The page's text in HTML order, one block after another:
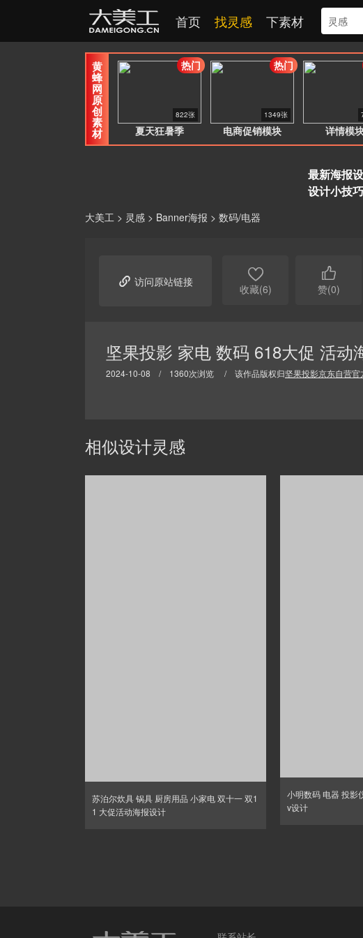
首页 找灵感 下素材 灵感
黄
蜂
网
原
创
素
材 夏天狂暑季
822张
热门
电商促销模块
1349张
热门
详情模
最新海报
设计小技巧
大美工 > 灵感 > Banner海报 > 数码/电器
 访问原站链接 
收藏(6)

赞(0)
坚果投影 家电 数码 618大促 活动
2024-10-08 / 1360次浏览 / 该作品版权归坚果投影京东自营官
相似设计灵感
苏泊尔炊具 锅具 厨房用品 小家电 双十一 双1
1 大促活动海报设计
小明数码 电器 投影
v设计